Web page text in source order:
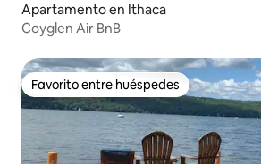
Apartamento en Ithaca
Coyglen Air BnB
Favorito entre huéspedes
Favorito entre huéspedes